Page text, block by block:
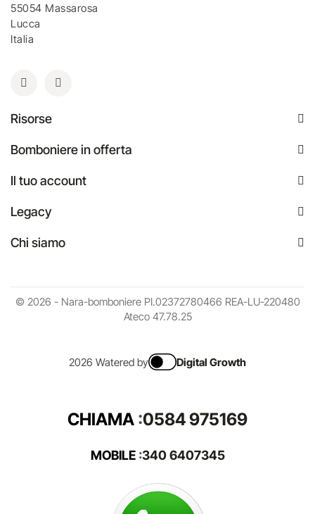
55054 Massarosa
Lucca
Italia
Risorse
Bomboniere in offerta
Il tuo account
Legacy
Chi siamo
© 2026 - Nara-bomboniere PI.02372780466 REA-LU-220480
Ateco 47.78.25
2026 Watered by Digital Growth
CHIAMA :0584 975169
MOBILE:340 6407345